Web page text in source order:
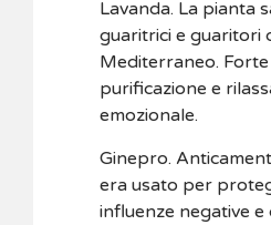
Lavanda. La pianta
guaritrici e guaritori
Mediterraneo.
purificazione e
emozionale.
Ginepro.
era usato per
influenze negative e